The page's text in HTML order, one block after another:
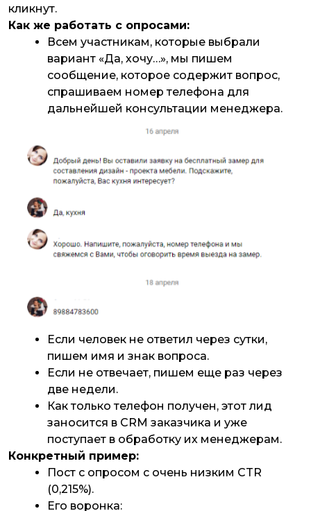
кликнут.
Как же работать с опросами:
Всем участникам, которые выбрали
вариант «Да, хочу…», мы пишем
сообщение, которое содержит вопрос,
спрашиваем номер телефона для
дальнейшей консультации менеджера.
Если человек не ответил через сутки,
пишем имя и знак вопроса.
Если не отвечает, пишем еще раз через
две недели.
Как только телефон получен, этот лид
заносится в CRM заказчика и уже
поступает в обработку их менеджерам.
Конкретный пример:
Пост с опросом с очень низким CTR
(0,215%).
Его воронка: